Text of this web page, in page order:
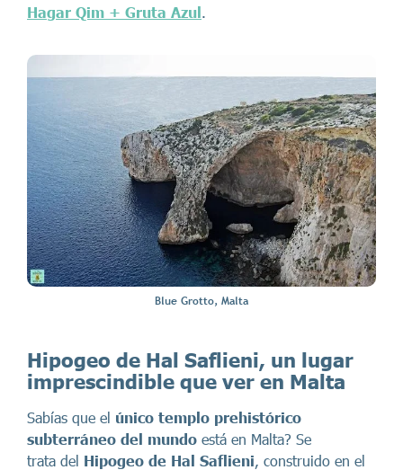
Hagar Qim + Gruta Azul.
Blue Grotto, Malta
Hipogeo de Hal Saflieni, un lugar
imprescindible que ver en Malta
Sabías que el único templo prehistórico
subterráneo del mundo está en Malta? Se
trata del Hipogeo de Hal Saflieni, construido en el